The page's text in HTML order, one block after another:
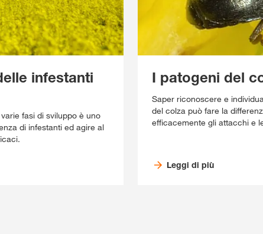
infestanti
fasi di sviluppo è uno
di infestanti ed agire al
I patogeni del
Saper riconoscere e
del colza può fare la
efficacemente gli attacchi e
Leggi di più